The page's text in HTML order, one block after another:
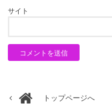
サイト
トップページへ